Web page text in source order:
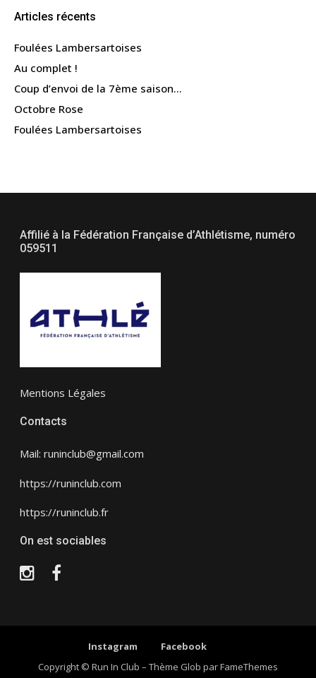
Articles récents
Foulées Lambersartoises
Au complet !
Coup d’envoi de la 7ème saison…
Octobre Rose
Foulées Lambersartoises
Affilié à la Fédération Française d’Athlétisme, numéro
059511
Mentions Légales
Contacts
Mail: runinclub@gmail.com
https://runinclub.com
https://runinclub.fr
On est sociables
Instagram
Instagram
Facebook
Copyright © Run In Club – Thème Glob parFameThemes